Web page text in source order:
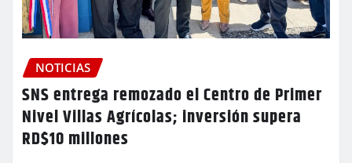
NOTICIAS
SNS entrega remozado el Centro de Primer
Nivel Villas Agrícolas; inversión supera
RD$10 millones